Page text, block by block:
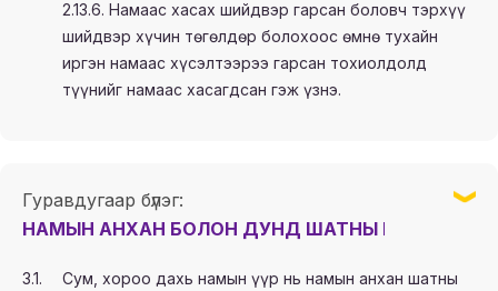
2.13.6. Намаас хасах шийдвэр гарсан боловч тэрхүү
шийдвэр хүчин төгөлдөр болохоос өмнө тухайн
иргэн намаас хүсэлтээрээ гарсан тохиолдолд
түүнийг намаас хасагдсан гэж үзнэ.
Гуравдугаар бүлэг:
НАМЫН АНХАН БОЛОН ДУНД ШАТНЫ
3.1.
Сум, хороо дахь намын үүр нь намын анхан шатны